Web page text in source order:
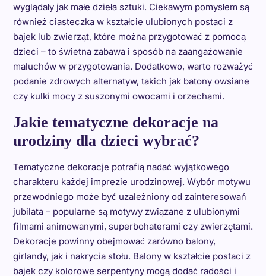
wyglądały jak małe dzieła sztuki. Ciekawym pomysłem są
również ciasteczka w kształcie ulubionych postaci z
bajek lub zwierząt, które można przygotować z pomocą
dzieci – to świetna zabawa i sposób na zaangażowanie
maluchów w przygotowania. Dodatkowo, warto rozważyć
podanie zdrowych alternatyw, takich jak batony owsiane
czy kulki mocy z suszonymi owocami i orzechami.
Jakie tematyczne dekoracje na
urodziny dla dzieci wybrać?
Tematyczne dekoracje potrafią nadać wyjątkowego
charakteru każdej imprezie urodzinowej. Wybór motywu
przewodniego może być uzależniony od zainteresowań
jubilata – popularne są motywy związane z ulubionymi
filmami animowanymi, superbohaterami czy zwierzętami.
Dekoracje powinny obejmować zarówno balony,
girlandy, jak i nakrycia stołu. Balony w kształcie postaci z
bajek czy kolorowe serpentyny mogą dodać radości i